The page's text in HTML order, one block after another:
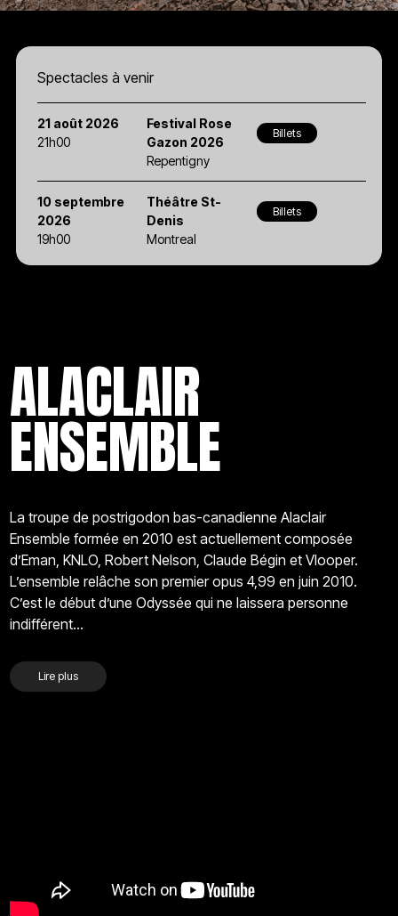
Spectacles à venir
21 août 2026
21h00
Festival Rose
Gazon 2026
Repentigny
Billets
10 septembre
2026
19h00
Théâtre St-
Denis
Montreal
Billets
ALACLAIR
ENSEMBLE
La troupe de postrigodon bas-canadienne Alaclair
Ensemble formée en 2010 est actuellement composée
d’Eman, KNLO, Robert Nelson, Claude Bégin et Vlooper.
L’ensemble relâche son premier opus 4,99 en juin 2010.
C’est le début d’une Odyssée qui ne laissera personne
indifférent…
Lire plus